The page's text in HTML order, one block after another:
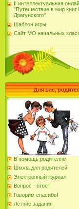
II интеллектуальная
"Путешествие в мир книг
Драгунского"
Шаблон игры
Сайт МО начальных
Для вас,
В помощь родителям
Школа для родителей
Электронный журнал
Вопрос - ответ
Говорим спасибо!
Летние задания